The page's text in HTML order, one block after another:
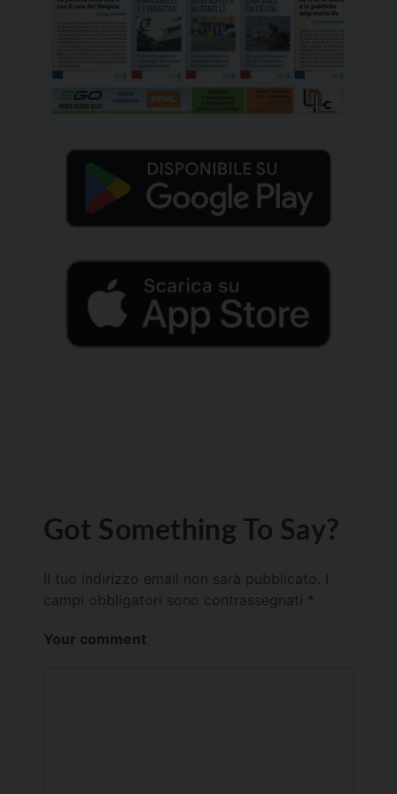
Got Something To Say?
Il tuo indirizzo email non sarà pubblicato.
campi obbligatori sono contrassegnati *
Your comment